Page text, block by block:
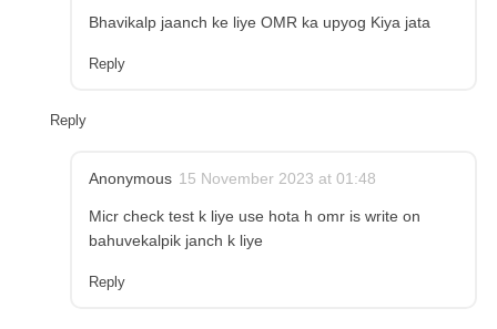
Bhavikalp jaanch ke liye OMR ka upyog Kiya jata
Reply
Reply
Anonymous 15 November 2023 at 01:48
Micr check test k liye use hota h omr is write on
bahuvekalpik janch k liye
Reply